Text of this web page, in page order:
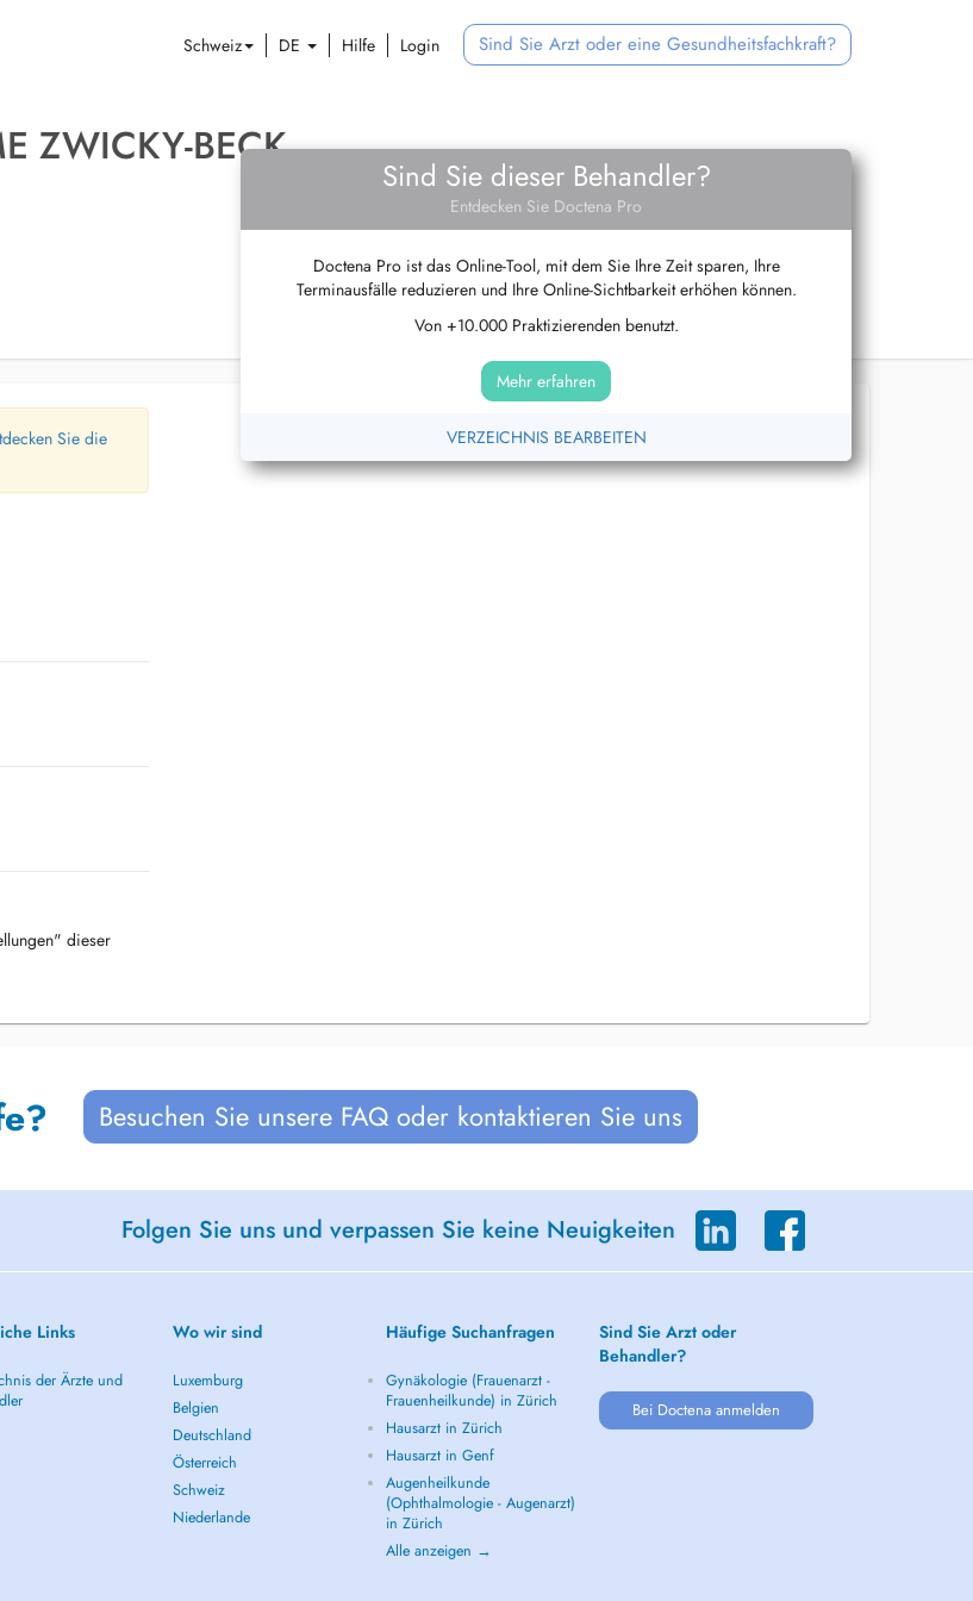
Schweiz DE Hilfe Login Sind Sie Arzt oder eine Gesundheitsfachkraft?
ZWICKY-BECK
Sind Sie dieser Behandler?
Entdecken Sie Doctena Pro
Doctena Pro ist das Online-Tool, mit dem Sie Ihre Zeit sparen, Ihre
Terminausfälle reduzieren und Ihre Online-Sichtbarkeit erhöhen können.
Von +10.000 Praktizierenden benutzt.
Mehr erfahren
VERZEICHNIS BEARBEITEN
Sie die
dieser
Besuchen Sie unsere FAQ oder kontaktieren Sie uns
Folgen Sie uns und verpassen Sie keine Neuigkeiten
Links
der Ärzte und
Wo wir sind
Luxemburg
Belgien
Deutschland
Österreich
Schweiz
Niederlande
Häufige Suchanfragen
Gynäkologie (Frauenarzt -
Frauenheilkunde) in Zürich
Hausarzt in Zürich
Hausarzt in Genf
Augenheilkunde
(Ophthalmologie - Augenarzt)
in Zürich
Alle anzeigen →
Sind Sie Arzt oder
Behandler?
Bei Doctena anmelden